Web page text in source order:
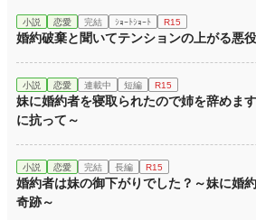
小説 恋愛 完結 ｼｮｰﾄｼｮｰﾄ R15
婚約破棄と聞いてテンションの上がる悪
小説 恋愛 連載中 短編 R15
妹に婚約者を寝取られたので姉を辞めま
に抗って～
小説 恋愛 完結 長編 R15
婚約者は妹の御下がりでした？～妹に婚
奇跡～